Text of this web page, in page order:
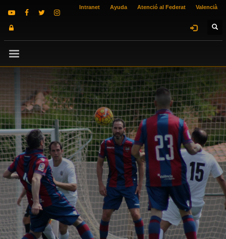
Intranet Ayuda Atenció al Federat Valencià